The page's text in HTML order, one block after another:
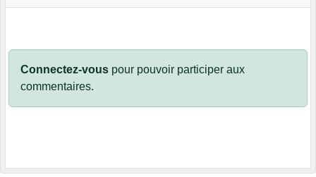
Connectez-vous pour pouvoir participer aux
commentaires.